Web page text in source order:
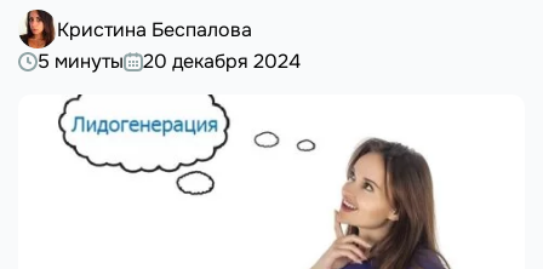
Кристина Беспалова
5 минуты
20 декабря 2024